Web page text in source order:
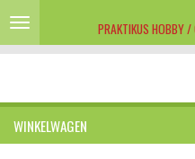
Ga
naar
PRAKTIKUS HOBBY /
WINKELWAGEN